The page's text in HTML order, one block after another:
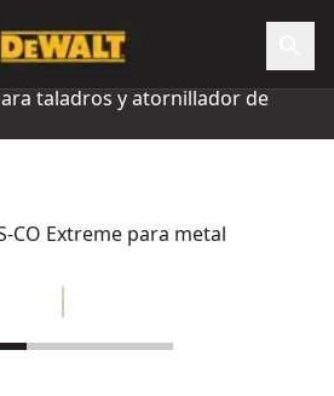
taladros y atornillador de
CO Extreme para metal